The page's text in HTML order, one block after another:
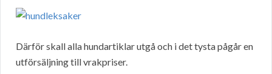
Därför skall alla hundartiklar utgå och i det tysta pågår en
utförsäljning till vrakpriser.